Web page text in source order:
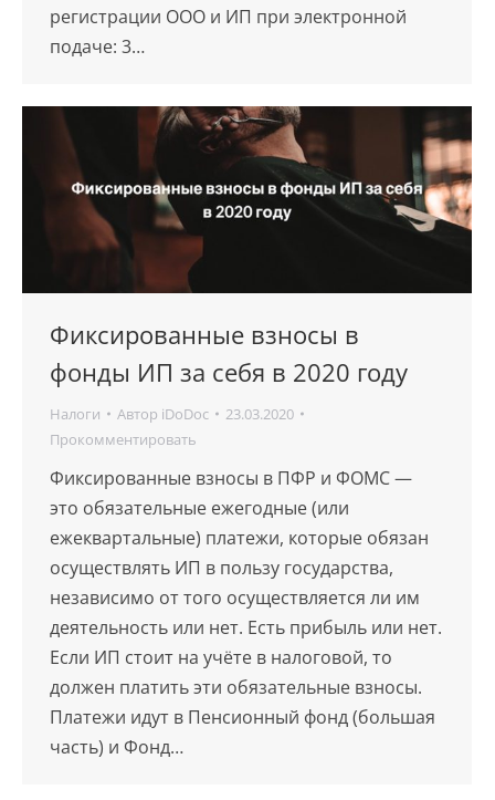
регистрации ООО и ИП при электронной
подаче: 3…
Фиксированные взносы в
фонды ИП за себя в 2020 году
Налоги Автор iDoDoc
23.03.2020
Прокомментировать
Фиксированные взносы в ПФР и ФОМС —
это обязательные ежегодные (или
ежеквартальные) платежи, которые обязан
осуществлять ИП в пользу государства,
независимо от того осуществляется ли им
деятельность или нет. Есть прибыль или нет.
Если ИП стоит на учёте в налоговой, то
должен платить эти обязательные взносы.
Платежи идут в Пенсионный фонд (большая
часть) и Фонд…